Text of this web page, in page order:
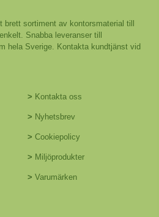
brett sortiment av kontorsmaterial till
Snabba leveranser till
hela Sverige. Kontakta kundtjänst vid
> Kontakta oss
> Nyhetsbrev
> Cookiepolicy
> Miljöprodukter
> Varumärken